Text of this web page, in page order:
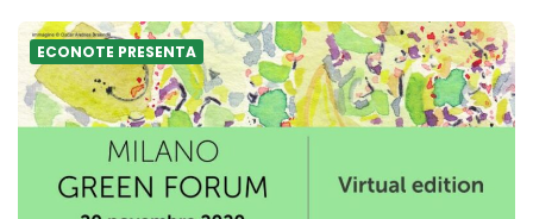
ECONOTE PRESENTA